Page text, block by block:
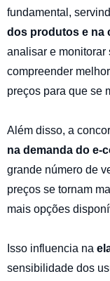
fundamental,
dos produtos e na
analisar e monitorar
compreender
preços para que se
Além disso, a
na demanda do e-
grande número de
preços se tornam
mais opções
Isso influencia na
sensibilidade dos